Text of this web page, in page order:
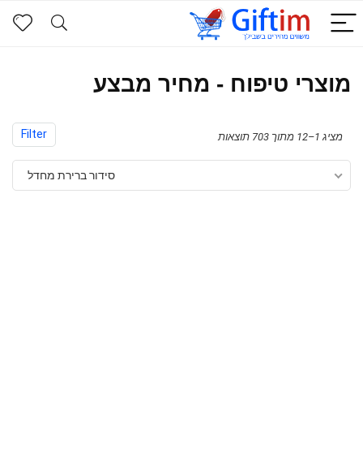
מוצרי טיפוח - מחיר מבצע
Filter מציג 1–12 מתוך 703 תוצאות
סידור ברירת מחדל